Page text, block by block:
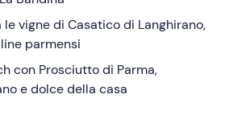
vigne di Casatico di Langhirano,
parmensi
con Prosciutto di Parma,
e dolce della casa